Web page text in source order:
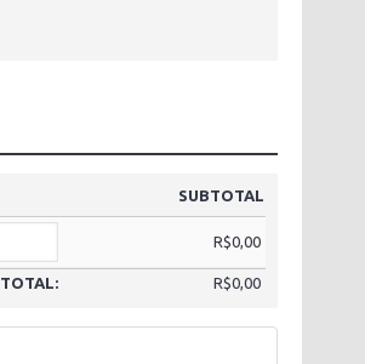
SUBTOTAL
R$0,00
TOTAL: R$0,00